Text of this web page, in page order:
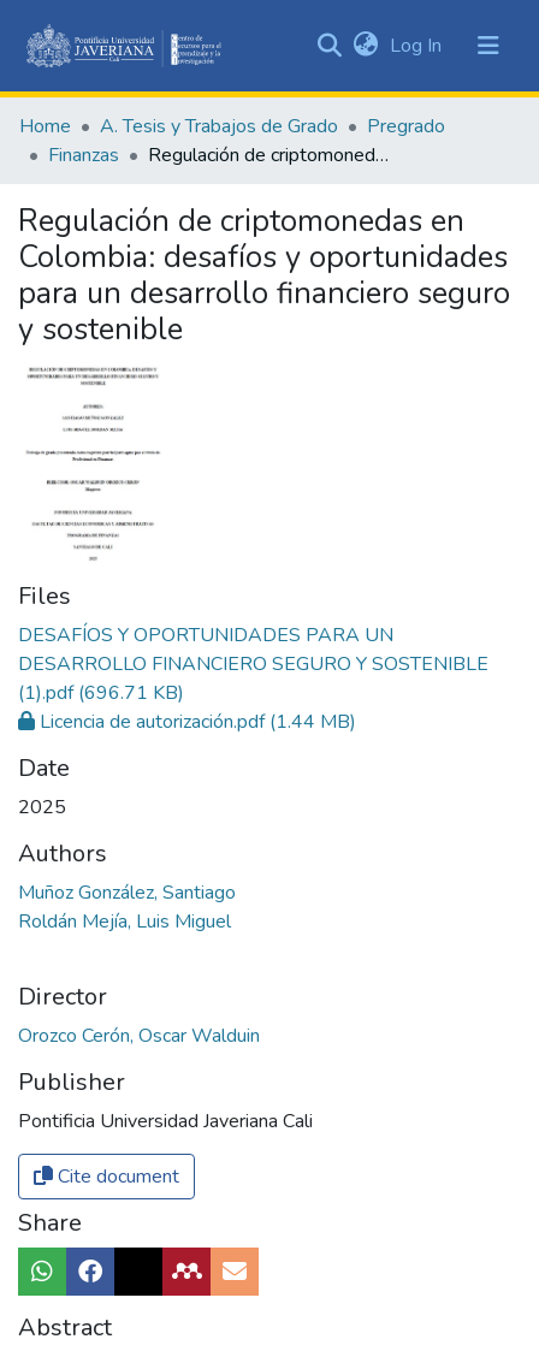
&
Collections
Statistics
Log In (current)
Home A. Tesis y Trabajos de Grado
Pregrado
Finanzas
Regulación de criptomonedas en Colombia: desafíos y oportunidades para un desarrollo financiero seguro y sostenible
Regulación de criptomonedas en
Colombia: desafíos y oportunidades
para un desarrollo financiero seguro
y sostenible
Files
DESAFÍOS Y OPORTUNIDADES PARA UN
DESARROLLO FINANCIERO SEGURO Y SOSTENIBLE
(1).pdf(696.71 KB)
Licencia de autorización.pdf(1.44 MB)
Date
2025
Authors
Muñoz González, Santiago
Roldán Mejía, Luis Miguel
Director
Orozco Cerón, Oscar Walduin
Publisher
Pontificia Universidad Javeriana Cali
Cite document
Share
Abstract